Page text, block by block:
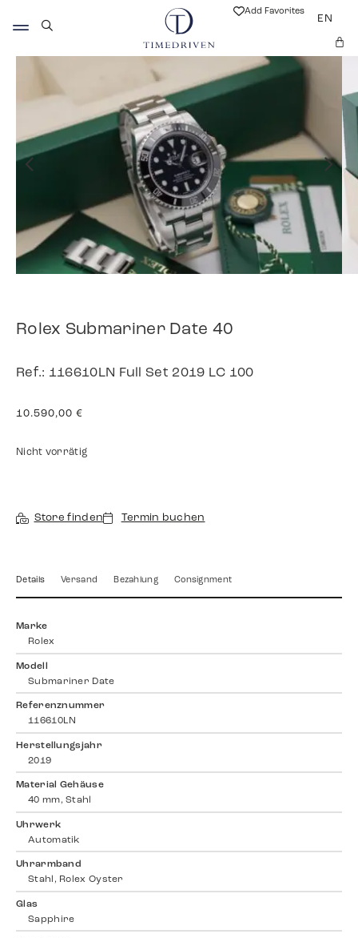
Add Favorites
EN
Rolex Submariner Date 40
Ref.: 116610LN Full Set 2019 LC 100
10.590,00 €
Nicht vorrätig
Store finden Termin buchen
Details Versand Bezahlung Consignment
Marke
Rolex
Modell
Submariner Date
Referenznummer
116610LN
Herstellungsjahr
2019
Material Gehäuse
40 mm, Stahl
Uhrwerk
Automatik
Uhrarmband
Stahl, Rolex Oyster
Glas
Sapphire